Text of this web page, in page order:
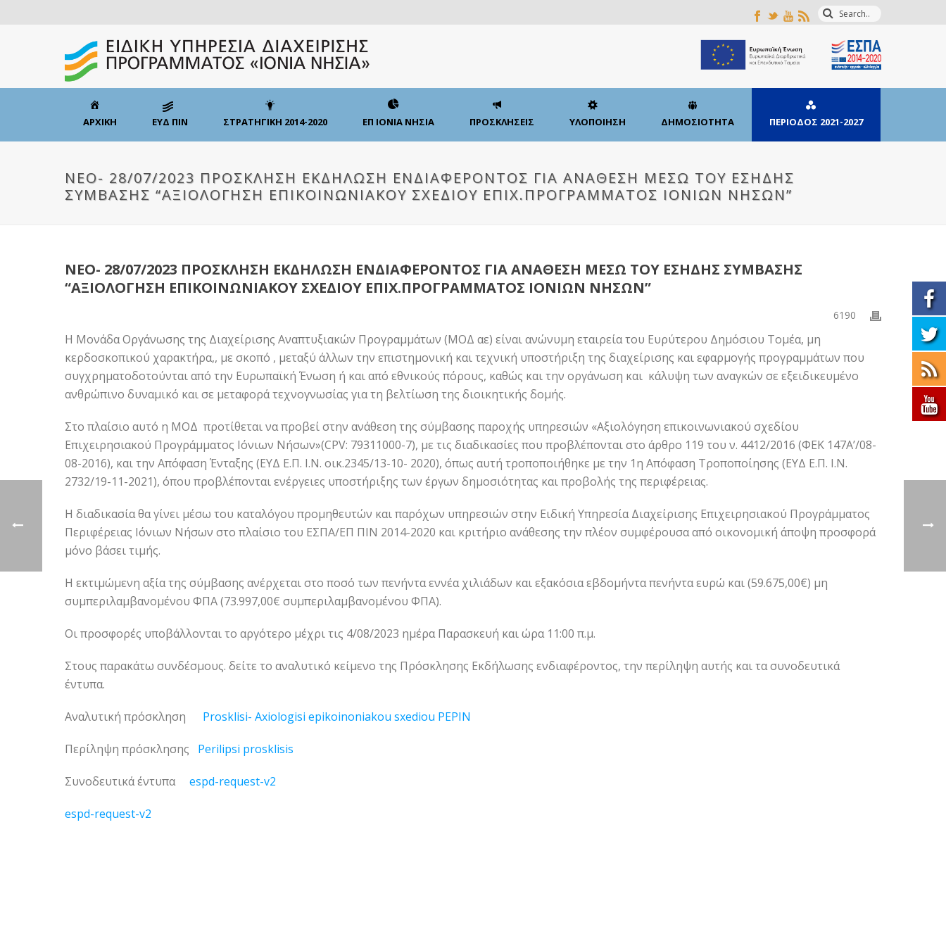
ΑΡΧΙΚΗ ΕΥΔ ΠΙΝ ΣΤΡΑΤΗΓΙΚΗ 2014-2020 ΕΠ ΙΟΝΙΑ ΝΗΣΙΑ ΠΡΟΣΚΛΗΣΕΙΣ ΥΛΟΠΟΙΗΣΗ ΔΗΜΟΣΙΟΤΗΤΑ ΠΕΡΙΟΔΟΣ 2021-2027
ΝΕΟ- 28/07/2023 ΠΡΟΣΚΛΗΣΗ ΕΚΔΗΛΩΣΗ ΕΝΔΙΑΦΕΡΟΝΤΟΣ ΓΙΑ ΑΝΑΘΕΣΗ ΜΕΣΩ ΤΟΥ ΕΣΗΔΗΣ
ΣΥΜΒΑΣΗΣ “ΑΞΙΟΛΟΓΗΣΗ ΕΠΙΚΟΙΝΩΝΙΑΚΟΥ ΣΧΕΔΙΟΥ ΕΠΙΧ.ΠΡΟΓΡΑΜΜΑΤΟΣ ΙΟΝΙΩΝ ΝΗΣΩΝ”
ΝΕΟ- 28/07/2023 ΠΡΟΣΚΛΗΣΗ ΕΚΔΗΛΩΣΗ ΕΝΔΙΑΦΕΡΟΝΤΟΣ ΓΙΑ ΑΝΑΘΕΣΗ ΜΕΣΩ ΤΟΥ ΕΣΗΔΗΣ ΣΥΜΒΑΣΗΣ
“ΑΞΙΟΛΟΓΗΣΗ ΕΠΙΚΟΙΝΩΝΙΑΚΟΥ ΣΧΕΔΙΟΥ ΕΠΙΧ.ΠΡΟΓΡΑΜΜΑΤΟΣ ΙΟΝΙΩΝ ΝΗΣΩΝ”
6190
Η Μονάδα Οργάνωσης της Διαχείρισης Αναπτυξιακών Προγραμμάτων (ΜΟΔ αε) είναι ανώνυμη εταιρεία του Ευρύτερου Δημόσιου Τομέα, μη
κερδοσκοπικού χαρακτήρα,, με σκοπό , μεταξύ άλλων την επιστημονική και τεχνική υποστήριξη της διαχείρισης και εφαρμογής προγραμμάτων που
συγχρηματοδοτούνται από την Ευρωπαϊκή Ένωση ή και από εθνικούς πόρους, καθώς και την οργάνωση και κάλυψη των αναγκών σε εξειδικευμένο
ανθρώπινο δυναμικό και σε μεταφορά τεχνογνωσίας για τη βελτίωση της διοικητικής δομής.
Στο πλαίσιο αυτό η ΜΟΔ προτίθεται να προβεί στην ανάθεση της σύμβασης παροχής υπηρεσιών «Αξιολόγηση επικοινωνιακού σχεδίου
Επιχειρησιακού Προγράμματος Ιόνιων Νήσων»(CPV: 79311000-7), με τις διαδικασίες που προβλέπονται στο άρθρο 119 του ν. 4412/2016 (ΦΕΚ 147Α’/08-
08-2016), και την Απόφαση Ένταξης (ΕΥΔ Ε.Π. Ι.Ν. οικ.2345/13-10- 2020), όπως αυτή τροποποιήθηκε με την 1η Απόφαση Τροποποίησης (ΕΥΔ Ε.Π. Ι.Ν.
2732/19-11-2021), όπου προβλέπονται ενέργειες υποστήριξης των έργων δημοσιότητας και προβολής της περιφέρειας.
Η διαδικασία θα γίνει μέσω του καταλόγου προμηθευτών και παρόχων υπηρεσιών στην Ειδική Υπηρεσία Διαχείρισης Επιχειρησιακού Προγράμματος
Περιφέρειας Ιόνιων Νήσων στο πλαίσιο του ΕΣΠΑ/ΕΠ ΠΙΝ 2014-2020 και κριτήριο ανάθεσης την πλέον συμφέρουσα από οικονομική άποψη προσφορά
μόνο βάσει τιμής.
Η εκτιμώμενη αξία της σύμβασης ανέρχεται στο ποσό των πενήντα εννέα χιλιάδων και εξακόσια εβδομήντα πενήντα ευρώ και (59.675,00€) μη
συμπεριλαμβανομένου ΦΠΑ (73.997,00€ συμπεριλαμβανομένου ΦΠΑ).
Οι προσφορές υποβάλλονται το αργότερο μέχρι τις 4/08/2023 ημέρα Παρασκευή και ώρα 11:00 π.μ.
Στους παρακάτω συνδέσμους. δείτε το αναλυτικό κείμενο της Πρόσκλησης Εκδήλωσης ενδιαφέροντος, την περίληψη αυτής και τα συνοδευτικά
έντυπα.
Αναλυτική πρόσκληση Prosklisi- Axiologisi epikoinoniakou sxediou PEPIN
Περίληψη πρόσκλησης Perilipsi prosklisis
Συνοδευτικά έντυπα espd-request-v2
espd-request-v2